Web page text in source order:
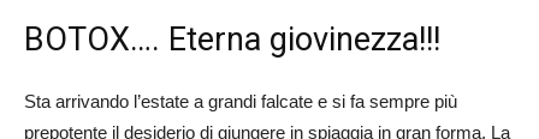
BOTOX…. Eterna giovinezza!!!
Sta arrivando l’estate a grandi falcate e si fa sempre più
prepotente il desiderio di giungere in spiaggia in gran forma. La